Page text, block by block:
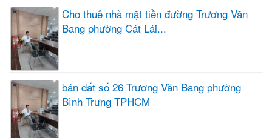
Cho thuê nhà mặt tiền đường Trương Văn
Bang phường Cát Lái...
bán đất số 26 Trương Văn Bang phường
Bình Trưng TPHCM